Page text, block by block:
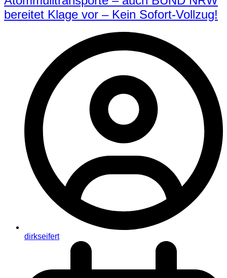
bereitet Klage vor – Kein Sofort-Vollzug!
dirkseifert